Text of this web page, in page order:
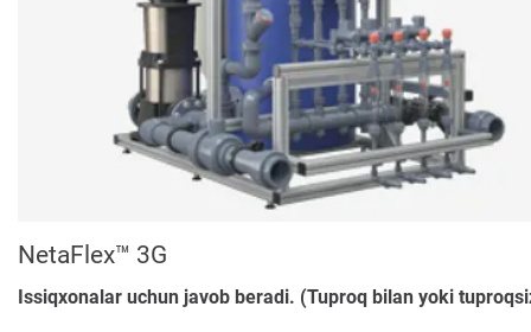
NetaFlex™ 3G
Issiqxonalar uchun javob beradi. (Tuproq bilan yoki